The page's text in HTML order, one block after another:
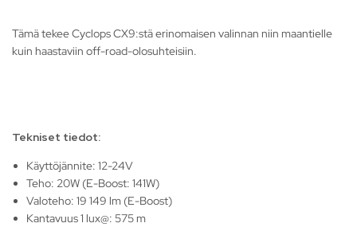
Tämä tekee Cyclops CX9:stä erinomaisen valinnan niin maantielle
kuin haastaviin off-road-olosuhteisiin.
Tekniset tiedot:
Käyttöjännite: 12-24V
Teho: 20W (E-Boost: 141W)
Valoteho: 19 149 lm (E-Boost)
Kantavuus 1 lux@: 575 m